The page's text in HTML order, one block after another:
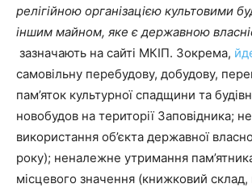
релігійною організацією культовими
іншим майном, яке є державною
зазначають на сайті МКІП. Зокрема,
самовільну перебудову, добудову,
пам’яток культурної спадщини та
новобудов на території Заповідника;
використання об’єкта державної
року); неналежне утримання
місцевого значення (книжковий склад,